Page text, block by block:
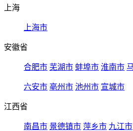
上海
上海市
安徽省
合肥市 芜湖市 蚌埠市 淮南市
六安市 亳州市 池州市 宣城市
江西省
南昌市 景德镇市 萍乡市 九江市